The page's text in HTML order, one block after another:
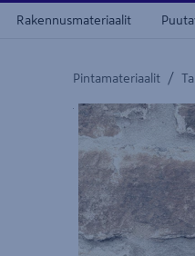
Rakennusmateriaalit
Pintamateriaalit /
Yksityiskohtainen